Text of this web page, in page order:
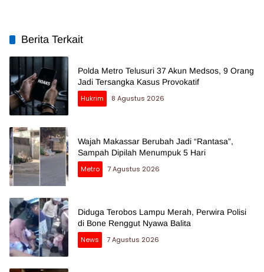
Berita Terkait
Polda Metro Telusuri 37 Akun Medsos, 9 Orang
Jadi Tersangka Kasus Provokatif
Hukrim
8 Agustus 2026
Wajah Makassar Berubah Jadi “Rantasa”,
Sampah Dipilah Menumpuk 5 Hari
Metro
7 Agustus 2026
Diduga Terobos Lampu Merah, Perwira Polisi
di Bone Renggut Nyawa Balita
News
7 Agustus 2026